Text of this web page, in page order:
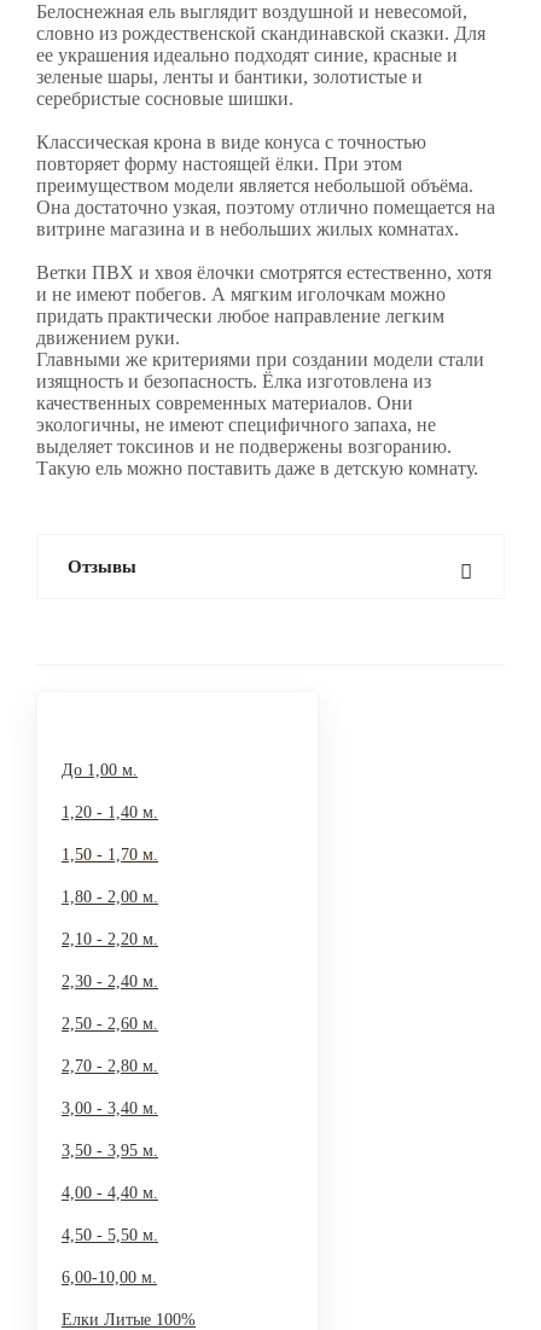
Белоснежная ель выглядит воздушной и невесомой,
словно из рождественской скандинавской сказки. Для
ее украшения идеально подходят синие, красные и
зеленые шары, ленты и бантики, золотистые и
серебристые сосновые шишки.
Классическая крона в виде конуса с точностью
повторяет форму настоящей ёлки. При этом
преимуществом модели является небольшой объёма.
Она достаточно узкая, поэтому отлично помещается на
витрине магазина и в небольших жилых комнатах.
Ветки ПВХ и хвоя ёлочки смотрятся естественно, хотя
и не имеют побегов. А мягким иголочкам можно
придать практически любое направление легким
движением руки.
Главными же критериями при создании модели стали
изящность и безопасность. Ёлка изготовлена из
качественных современных материалов. Они
экологичны, не имеют специфичного запаха, не
выделяет токсинов и не подвержены возгоранию.
Такую ель можно поставить даже в детскую комнату.
Отзывы
До 1,00 м.
1,20 - 1,40 м.
1,50 - 1,70 м.
1,80 - 2,00 м.
2,10 - 2,20 м.
2,30 - 2,40 м.
2,50 - 2,60 м.
2,70 - 2,80 м.
3,00 - 3,40 м.
3,50 - 3,95 м.
4,00 - 4,40 м.
4,50 - 5,50 м.
6,00-10,00 м.
Елки Литые 100%